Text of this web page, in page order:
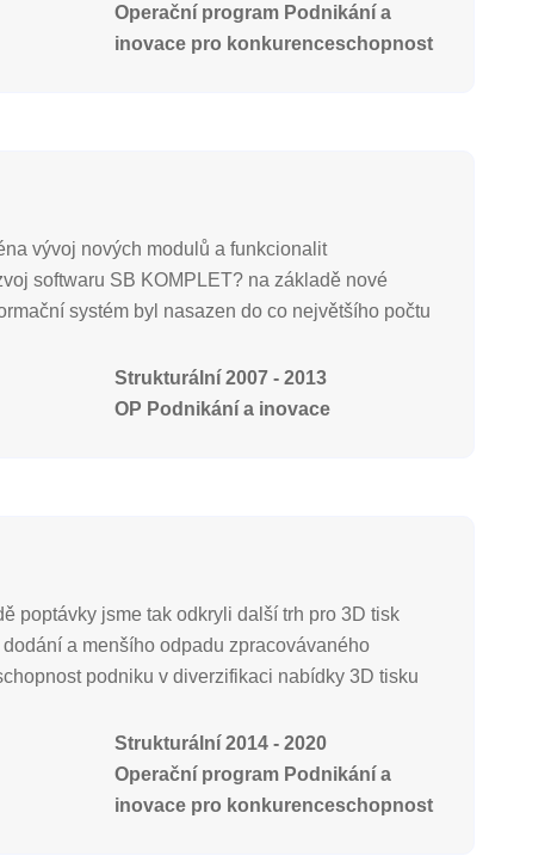
Operační program Podnikání a
inovace pro konkurenceschopnost
vývoj nových modulů a funkcionalit
softwaru SB KOMPLET? na základě nové
systém byl nasazen do co největšího počtu
Strukturální 2007 - 2013
OP Podnikání a inovace
poptávky jsme tak odkryli další trh pro 3D tisk
a menšího odpadu zpracovávaného
podniku v diverzifikaci nabídky 3D tisku
Strukturální 2014 - 2020
Operační program Podnikání a
inovace pro konkurenceschopnost